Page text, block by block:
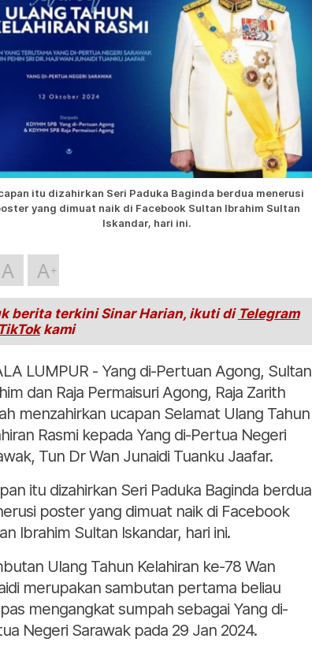
itu dizahirkan Seri Paduka Baginda berdua menerusi
yang dimuat naik di Facebook Sultan Ibrahim Sultan
Iskandar, hari ini.
A A
berita terkini Sinar Harian, ikuti di Telegram
TikTokkami
LUMPUR - Yang di-Pertuan Agong, Sultan
dan Raja Permaisuri Agong, Raja Zarith
menzahirkan ucapan Selamat Ulang Tahun
Rasmi kepada Yang di-Pertua Negeri
Tun Dr Wan Junaidi Tuanku Jaafar.
itu dizahirkan Seri Paduka Baginda berdua
poster yang dimuat naik di Facebook
Ibrahim Sultan Iskandar, hari ini.
Ulang Tahun Kelahiran ke-78 Wan
merupakan sambutan pertama beliau
mengangkat sumpah sebagai Yang di-
Negeri Sarawak pada 29 Jan 2024.